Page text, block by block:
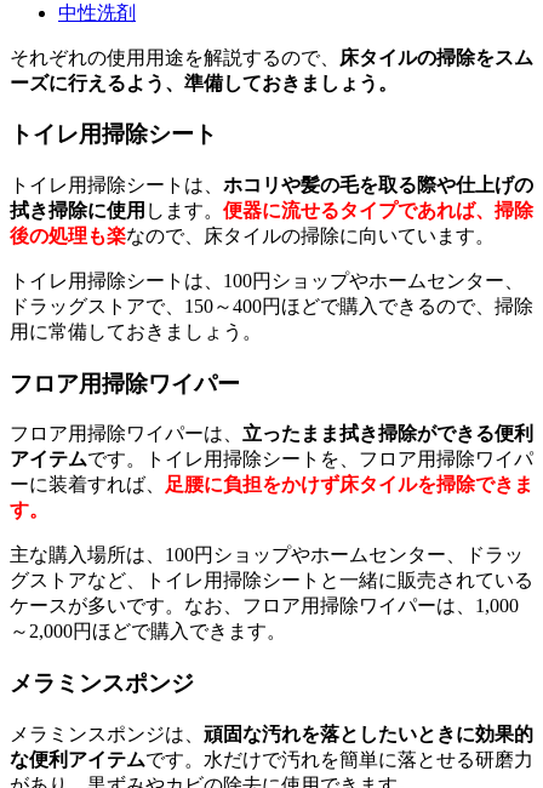
中性洗剤
それぞれの使用用途を解説するので、
床タイルの掃除をスム
ーズに行えるよう、準備しておきましょう。
トイレ用掃除シート
トイレ用掃除シートは、 ホコリや髪の毛を取る際や仕上げの
拭き掃除に使用 します。 便器に流せるタイプであれば、掃除
後の処理も楽なので、床タイルの掃除に向いています。
トイレ用掃除シートは、100円ショップやホームセンター、
ドラッグストアで、150～400円ほどで購入できるので、掃除
用に常備しておきましょう。
フロア用掃除ワイパー
フロア用掃除ワイパーは、 立ったまま拭き掃除ができる便利
アイテムです。トイレ用掃除シートを、フロア用掃除ワイパ
ーに装着すれば、 足腰に負担をかけず床タイルを掃除できま
す。
主な購入場所は、100円ショップやホームセンター、ドラッ
グストアなど、トイレ用掃除シートと一緒に販売されている
ケースが多いです。なお、フロア用掃除ワイパーは、1,000
～2,000円ほどで購入できます。
メラミンスポンジ
メラミンスポンジは、 頑固な汚れを落としたいときに効果的
な便利アイテムです。水だけで汚れを簡単に落とせる研磨力